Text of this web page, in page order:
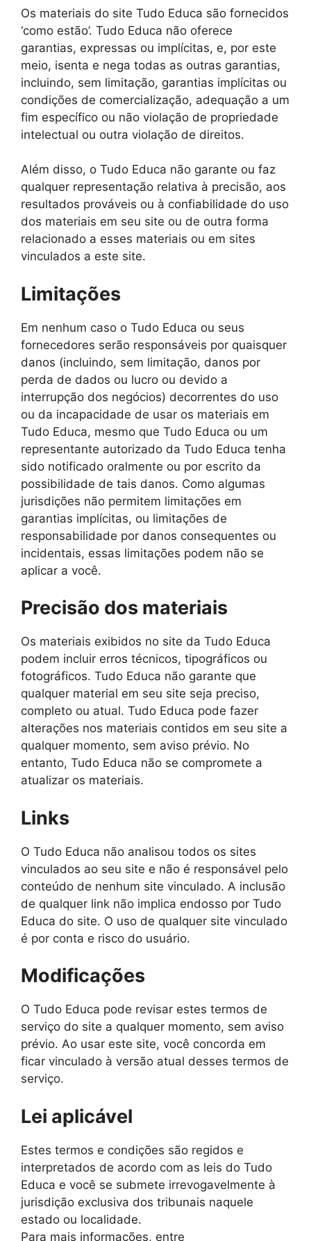
Os materiais do site Tudo Educa são fornecidos
‘como estão’. Tudo Educa não oferece
garantias, expressas ou implícitas, e, por este
meio, isenta e nega todas as outras garantias,
incluindo, sem limitação, garantias implícitas ou
condições de comercialização, adequação a um
fim específico ou não violação de propriedade
intelectual ou outra violação de direitos.
Além disso, o Tudo Educa não garante ou faz
qualquer representação relativa à precisão, aos
resultados prováveis ou à confiabilidade do uso
dos materiais em seu site ou de outra forma
relacionado a esses materiais ou em sites
vinculados a este site.
Limitações
Em nenhum caso o Tudo Educa ou seus
fornecedores serão responsáveis por quaisquer
danos (incluindo, sem limitação, danos por
perda de dados ou lucro ou devido a
interrupção dos negócios) decorrentes do uso
ou da incapacidade de usar os materiais em
Tudo Educa, mesmo que Tudo Educa ou um
representante autorizado da Tudo Educa tenha
sido notificado oralmente ou por escrito da
possibilidade de tais danos. Como algumas
jurisdições não permitem limitações em
garantias implícitas, ou limitações de
responsabilidade por danos consequentes ou
incidentais, essas limitações podem não se
aplicar a você.
Precisão dos materiais
Os materiais exibidos no site da Tudo Educa
podem incluir erros técnicos, tipográficos ou
fotográficos. Tudo Educa não garante que
qualquer material em seu site seja preciso,
completo ou atual. Tudo Educa pode fazer
alterações nos materiais contidos em seu site a
qualquer momento, sem aviso prévio. No
entanto, Tudo Educa não se compromete a
atualizar os materiais.
Links
O Tudo Educa não analisou todos os sites
vinculados ao seu site e não é responsável pelo
conteúdo de nenhum site vinculado. A inclusão
de qualquer link não implica endosso por Tudo
Educa do site. O uso de qualquer site vinculado
é por conta e risco do usuário.
Modificações
O Tudo Educa pode revisar estes termos de
serviço do site a qualquer momento, sem aviso
prévio. Ao usar este site, você concorda em
ficar vinculado à versão atual desses termos de
serviço.
Lei aplicável
Estes termos e condições são regidos e
interpretados de acordo com as leis do Tudo
Educa e você se submete irrevogavelmente à
jurisdição exclusiva dos tribunais naquele
estado ou localidade.
Para mais informações, entre